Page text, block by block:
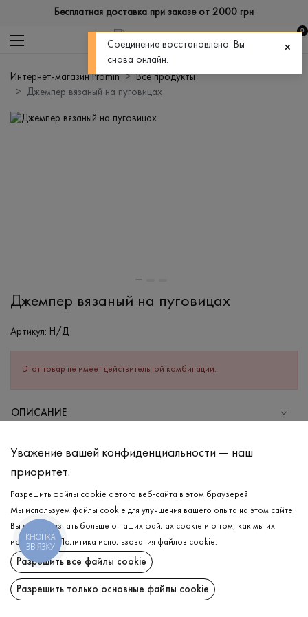
Бесплатная доставка при заказе от 2000 грн
0
Интернет-магазин Promin
Все продукты
Джемпер вязаный на пуговицах
Джемпер вязаный на пуговицах
Артикул: Н/Д
Этот товар не имеет действительной комбинации.
ОПИСАНИЕ
джемпер гармонично ложится по фигуре. Имеет нежную
текстуру и дарит ощущение комфорта и удобства для тела.
Имеет длинные прямые рукава и круглую горловину.
Фиксируется на пуговицы. Отличный вариант для Ваших новых
образов, можно комбинировать как с юбкой, так и даже с
джинсами.
СОСТАВ
Вискоза - 52%, Эластан - 26%, Нейлон - 22%
ДОСТАВКА
ВОЗВРАТ
Уважение вашей конфиденциальности — наш
приоритет.
Разрешить файлы cookie с этого веб-сайта в этом браузере?
Мы используем файлы cookie для улучшения вашего опыта на этом сайте.
Вы можете узнать больше о наших файлах cookie и о том, как мы их
используем.
Политика использования файлов cookie.
Разрешить все файлы cookie
Разрешить только основные файлы cookie
КНОПКА
ЗВ'ЯЗКУ
Соединение восстановлено. Вы
снова онлайн.